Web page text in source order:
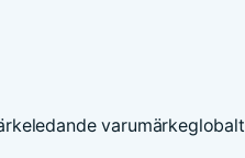
ledande varumärkeglobalt